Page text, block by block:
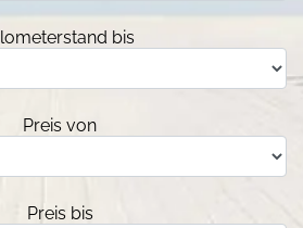
bis
Preis von
Preis bis